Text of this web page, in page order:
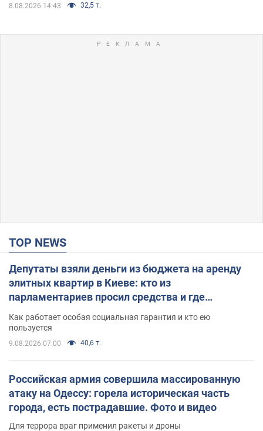
8.08.2026 14:43 32,5 т.
TOP NEWS
Депутаты взяли деньги из бюджета на аренду
элитных квартир в Киеве: кто из
парламентариев просил средства и где
поселился
Как работает особая социальная гарантия и кто ею
пользуется
9.08.2026 07:00 40,6 т.
Российская армия совершила массированную
атаку на Одессу: горела историческая часть
города, есть пострадавшие. Фото и видео
Для террора враг применил ракеты и дроны